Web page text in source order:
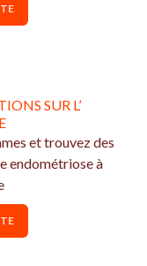
SUR L’
et trouvez des
endométriose à